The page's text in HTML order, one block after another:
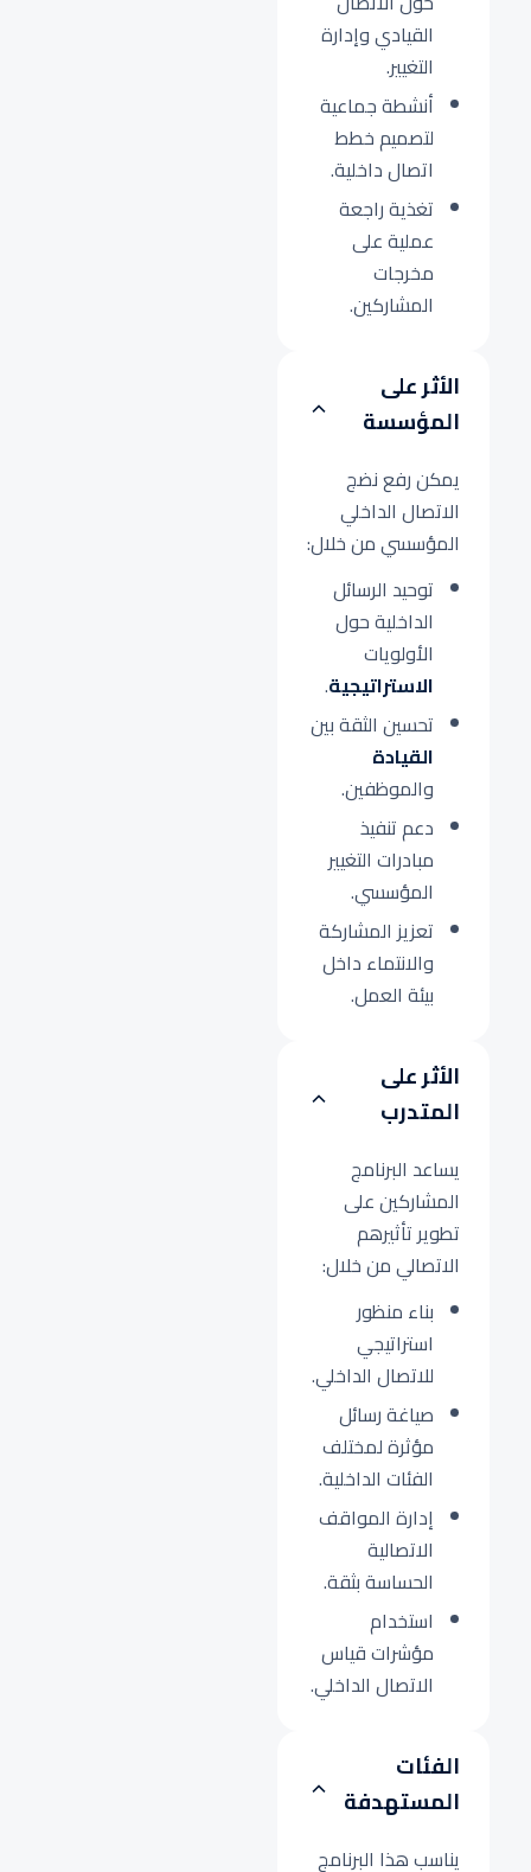
القيادي وإدارة
التغيير.
أنشطة جماعية
لتصميم خطط
اتصال داخلية.
تغذية راجعة
عملية على
مخرجات
المشاركين.
الأثر على
المؤسسة
يمكن رفع نضج
الاتصال الداخلي
المؤسسي من خلال:
توحيد الرسائل
الداخلية حول
الأولويات
الاستراتيجية.
تحسين الثقة بين
القيادة
والموظفين.
دعم تنفيذ
مبادرات التغيير
المؤسسي.
تعزيز المشاركة
والانتماء داخل
بيئة العمل.
الأثر على
المتدرب
يساعد البرنامج
المشاركين على
تطوير تأثيرهم
الاتصالي من خلال:
بناء منظور
استراتيجي
للاتصال الداخلي.
صياغة رسائل
مؤثرة لمختلف
الفئات الداخلية.
إدارة المواقف
الاتصالية
الحساسة بثقة.
استخدام
مؤشرات قياس
الاتصال الداخلي.
الفئات
المستهدفة
يناسب هذا البرنامج